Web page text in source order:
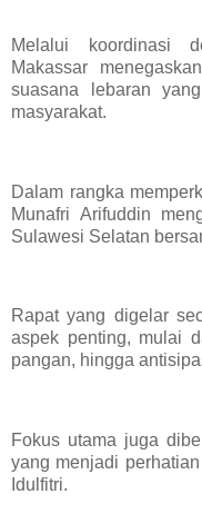
Melalui koordinasi
Makassar
suasana lebaran
masyarakat.
Dalam rangka
Munafri Arifuddin
Sulawesi Selatan
Rapat yang digelar
aspek penting, mulai
pangan, hingga
Fokus utama juga
yang menjadi
Idulfitri.